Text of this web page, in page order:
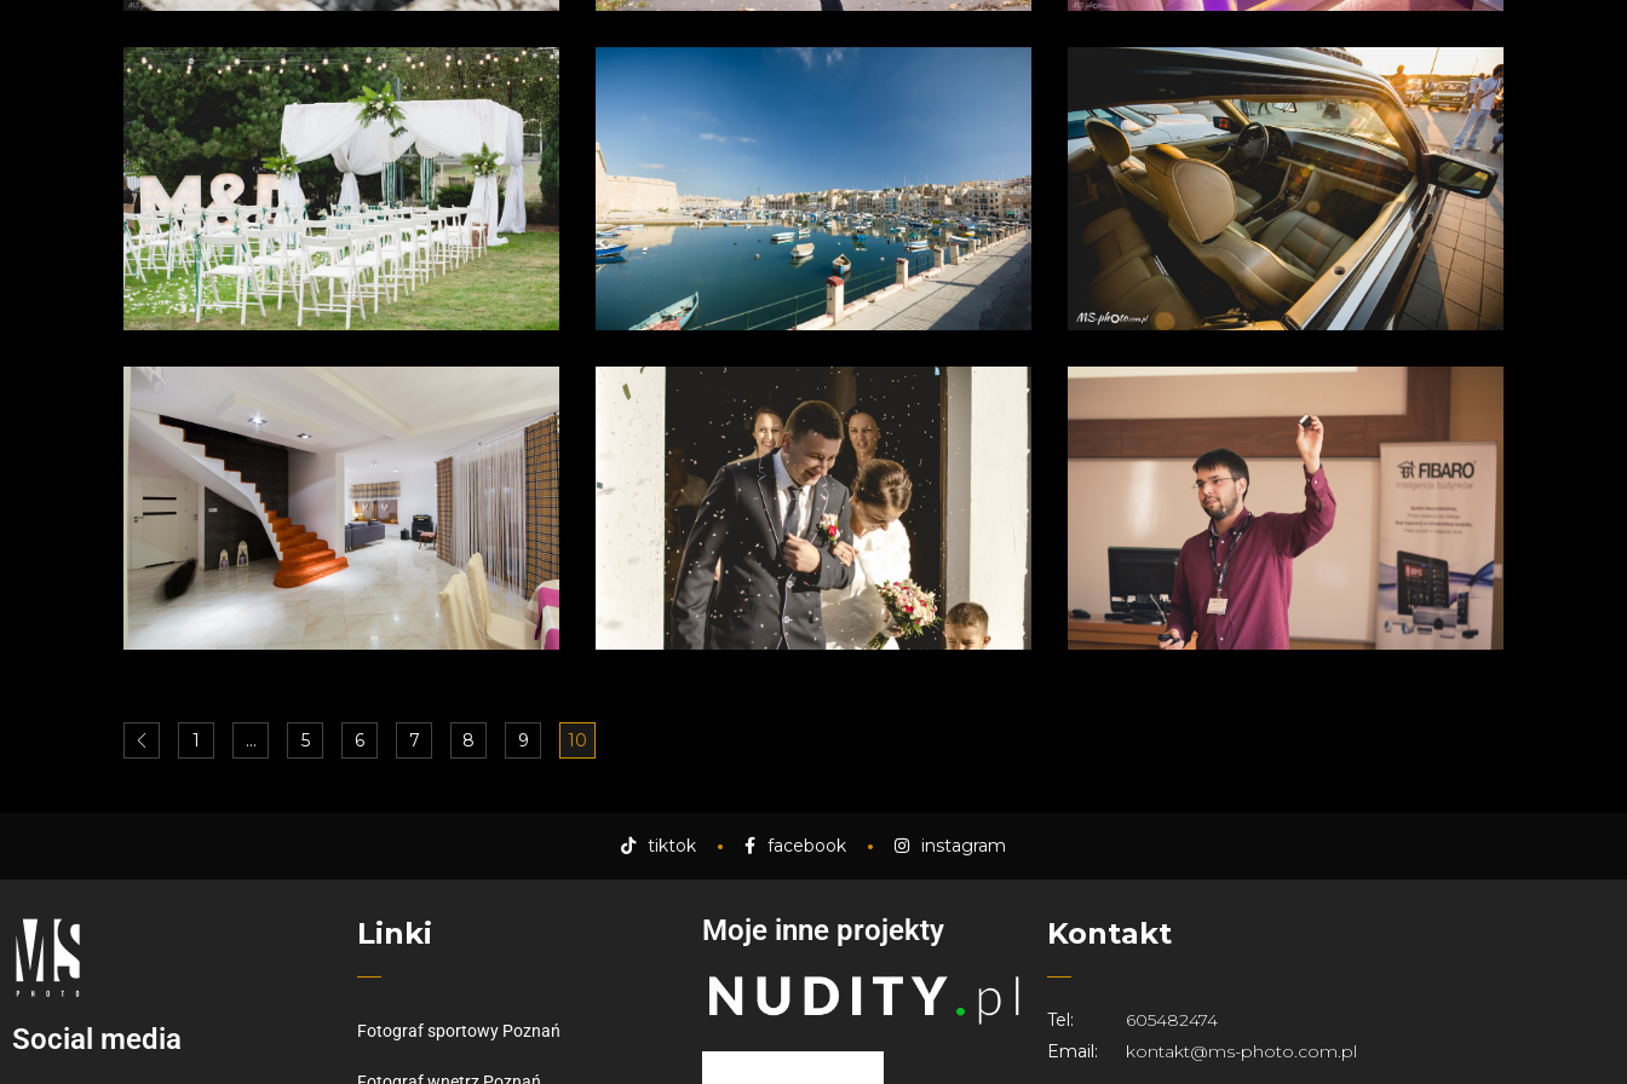
1 … 5 6 7 8 9 10
tiktok facebook instagram
Social media
Linki
Fotograf sportowy Poznań
Moje inne projekty Kontakt
Tel:
605482474
Email:
kontakt@ms-photo.com.pl